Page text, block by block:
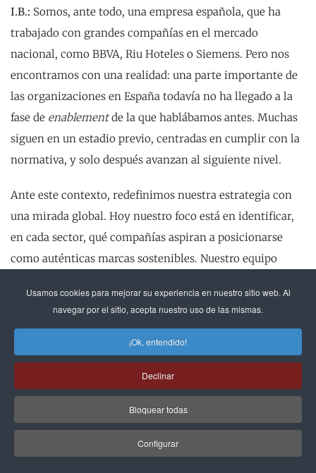
Usamos cookies para mejorar su experiencia en nuestro sitio web. Al
navegar por el sitio, acepta nuestro uso de las mismas.
¡Ok, entendido!
Declinar
Bloquear todas
Configurar
I.B.: Somos, ante todo, una empresa española, que ha
trabajado con grandes compañías en el mercado
nacional, como BBVA, Riu Hoteles o Siemens. Pero nos
encontramos con una realidad: una parte importante de
las organizaciones en España todavía no ha llegado a la
fase de enablementde la que hablábamos antes. Muchas
siguen en un estadio previo, centradas en cumplir con la
normativa, y solo después avanzan al siguiente nivel.
Ante este contexto, redefinimos nuestra estrategia con
una mirada global. Hoy nuestro foco está en identificar,
en cada sector, qué compañías aspiran a posicionarse
como auténticas marcas sostenibles. Nuestro equipo
acercándose a esas organizaciones sin limitarse a
Hoy nuestro foco está en identificar, en cada
sector, qué compañías aspiran a posicionarse
como auténticas marcas sostenibles. Nuestro
equipo comercial ya trabaja con esa visión
internacional, acercándose a las
organizaciones sin limitarse a fronteras